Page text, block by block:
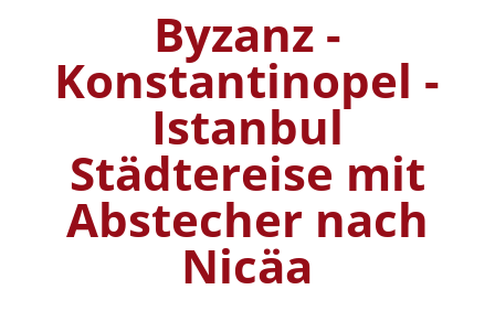
Byzanz -
Konstantinopel -
Istanbul
Städtereise mit
Abstecher nach
Nicäa